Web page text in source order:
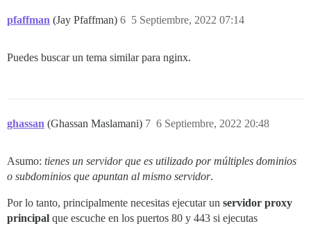
pfaffman (Jay Pfaffman) 5 Septiembre, 2022 07:14
6
Puedes buscar un tema similar para nginx.
ghassan (Ghassan Maslamani) 6 Septiembre, 2022 20:48
7
Asumo: tienes un servidor que es utilizado por múltiples dominios
o subdominios que apuntan al mismo servidor.
Por lo tanto, principalmente necesitas ejecutar un servidor proxy
principal que escuche en los puertos 80 y 443 si ejecutas